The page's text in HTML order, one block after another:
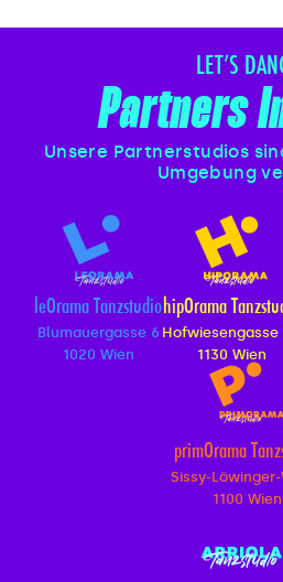
LET’S
Partners
Unsere Partnerstudios
Umgebung
leOrama Tanzstudio
Blumauergasse 6
1020 Wien
hipOrama
Hofwiesengasse
1130 Wien
primOrama
Sissy-Löwinger-
1100 Wien